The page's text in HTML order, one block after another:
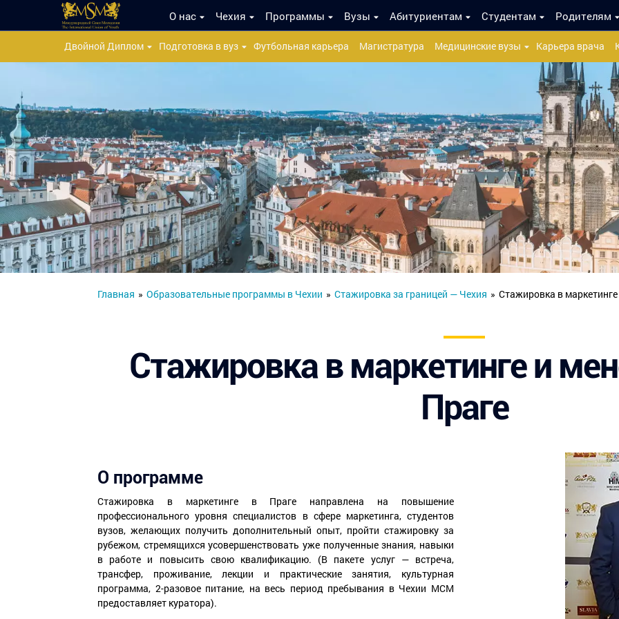
О нас Чехия Программы Вузы Абитуриентам Студентам Родителям
Двойной Диплом Подготовка в вуз Футбольная карьера Магистратура Медицинские вузы Карьера врача
Главная » Образовательные программы в Чехии » Стажировка за границей — Чехия » Стажировка в
Стажировка в маркетинге и
Праге
О программе
Стажировка в маркетинге в Праге направлена на повышение
профессионального уровня специалистов в сфере маркетинга, студентов
вузов, желающих получить дополнительный опыт, пройти стажировку за
рубежом, стремящихся усовершенствовать уже полученные знания, навыки
в работе и повысить свою квалификацию. (В пакете услуг — встреча,
трансфер, проживание, лекции и практические занятия, культурная
программа, 2-разовое питание, на весь период пребывания в Чехии МСМ
предоставляет куратора).